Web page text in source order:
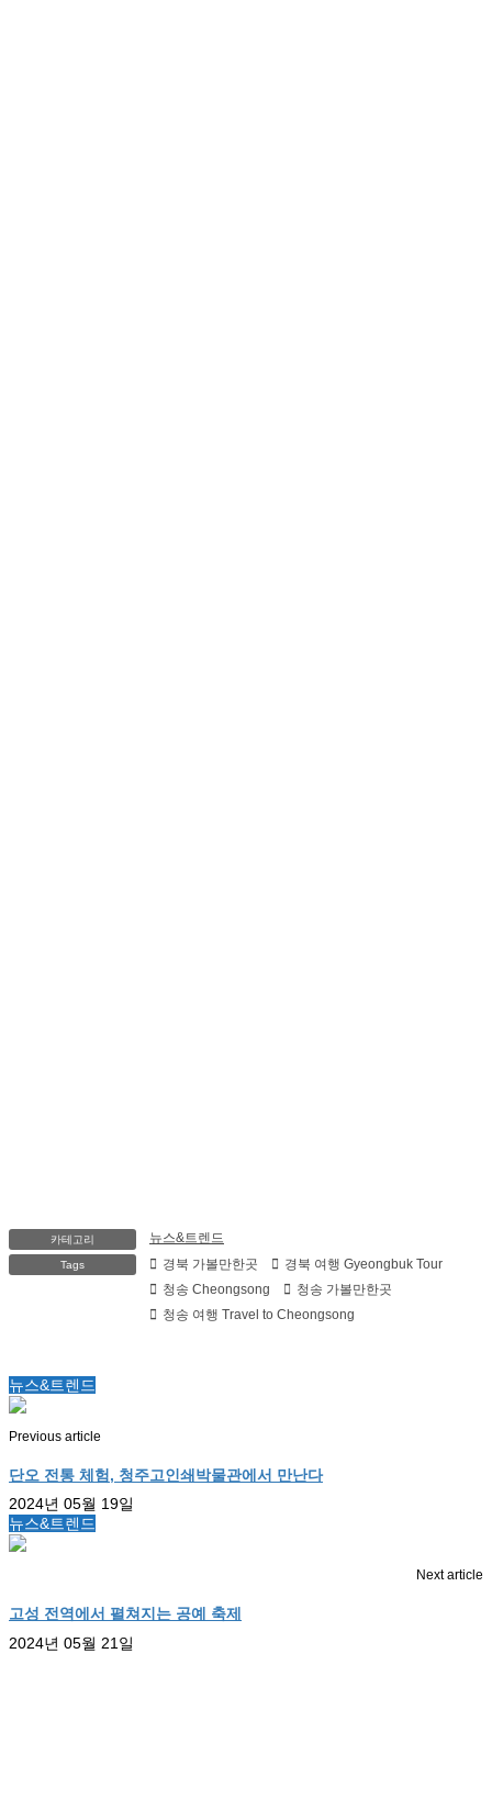
카테고리 뉴스&트렌드
Tags 경북 가볼만한곳
경북 여행 Gyeongbuk Tour
청송 Cheongsong
청송 가볼만한곳
청송 여행 Travel to Cheongsong
뉴스&트렌드
Previous article
단오 전통 체험, 청주고인쇄박물관에서 만난다
2024년 05월 19일
뉴스&트렌드
Next article
고성 전역에서 펼쳐지는 공예 축제
2024년 05월 21일